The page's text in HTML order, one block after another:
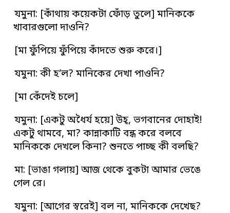
যমুনা: [কাঁথায় কয়েকটা ফোঁড় তুলে] মানিককে
খাবারগুলো দাওনি?
[মা ফুঁপিয়ে ফুঁপিয়ে কাঁদতে শুরু করে।]
যমুনা: কী হ’ল? মানিকের দেখা পাওনি?
[মা কেঁদেই চলে]
যমুনা: [একটু অধৈর্য হয়ে] উহ্‌, ভগবানের দোহাই!
একটু থামবে, মা? কান্নাকাটি বন্ধ করে বলবে
মানিককে দেখলে কিনা? শুনতে পাচ্ছ কী বলছি?
মা: [ভাঙা গলায়] আজ থেকে বুকটা আমার ভেঙে
গেল রে।
যমুনা: [আগের স্বরেই] বল না, মানিককে দেখেছ?